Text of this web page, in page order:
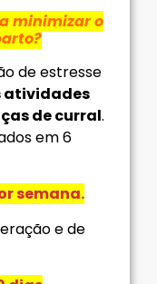
minimizar o
de estresse
atividades
de curral.
em 6
semana.
e de